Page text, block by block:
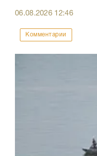
06.08.2026 12:46
Комментарии